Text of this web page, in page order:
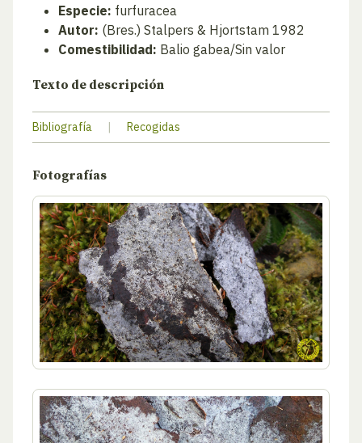
Especie: furfuracea
Autor: (Bres.) Stalpers & Hjortstam 1982
Comestibilidad: Balio gabea/Sin valor
Texto de descripción
Bibliografía | Recogidas
Fotografías